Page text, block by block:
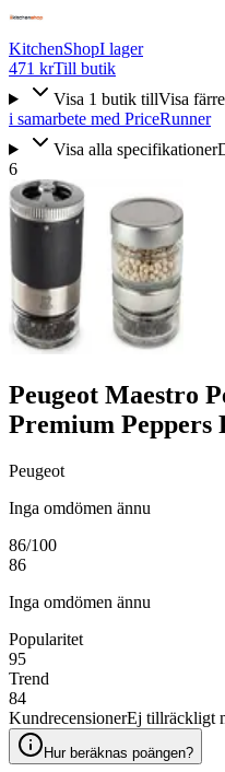
KitchenShopI lager
471 krTill butik
Visa 1 butik tillVisa färre
i samarbete med PriceRunner
Visa alla specifikationer
6
Peugeot Maestro
Premium Peppers
Peugeot
Inga omdömen ännu
86/100
86
Inga omdömen ännu
Popularitet
95
Trend
84
KundrecensionerEj tillräckligt
Hur beräknas poängen?